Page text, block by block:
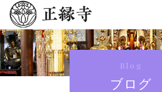
Blog
ブログ